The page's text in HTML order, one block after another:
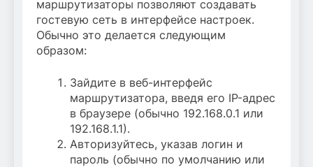
маршрутизаторы позволяют создавать
гостевую сеть в интерфейсе настроек.
Обычно это делается следующим
образом:
Зайдите в веб-интерфейс
маршрутизатора, введя его IP-адрес
в браузере (обычно 192.168.0.1 или
192.168.1.1).
Авторизуйтесь, указав логин и
пароль (обычно по умолчанию или